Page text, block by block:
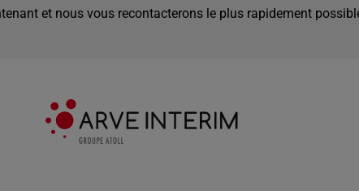
et nous vous recontacterons le plus rapidement